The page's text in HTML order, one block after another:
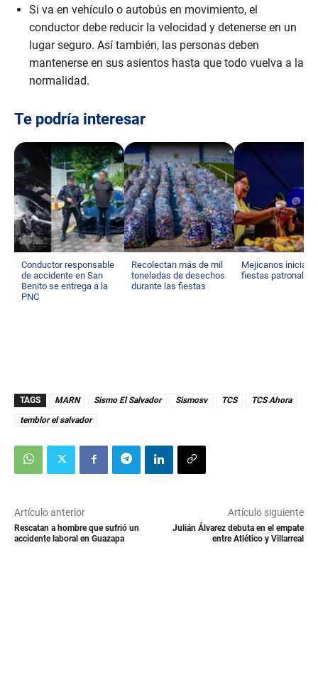
Si va en vehículo o autobús en movimiento, el
conductor debe reducir la velocidad y detenerse en un
lugar seguro. Así también, las personas deben
mantenerse en sus asientos hasta que todo vuelva a la
normalidad.
Te podría interesar
Conductor responsable
de accidente en San
Benito se entrega a la
PNC
Recolectan más de mil
toneladas de desechos
durante las fiestas
Mejicanos inicia
fiestas patronales
TAGS MARN Sismo El Salvador Sismosv TCS
TCS Ahora
temblor el salvador
Artículo anterior
Rescatan a hombre que sufrió un
accidente laboral en Guazapa
Artículo siguiente
Julián Álvarez debuta en el empate
entre Atlético y Villarreal